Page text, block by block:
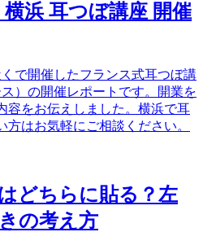
横浜 耳つぼ講座 開催
で開催したフランス式耳つぼ講
）の開催レポートです。開業を
容をお伝えしました。横浜で耳
方はお気軽にご相談ください。
どちらに貼る？左
の考え方